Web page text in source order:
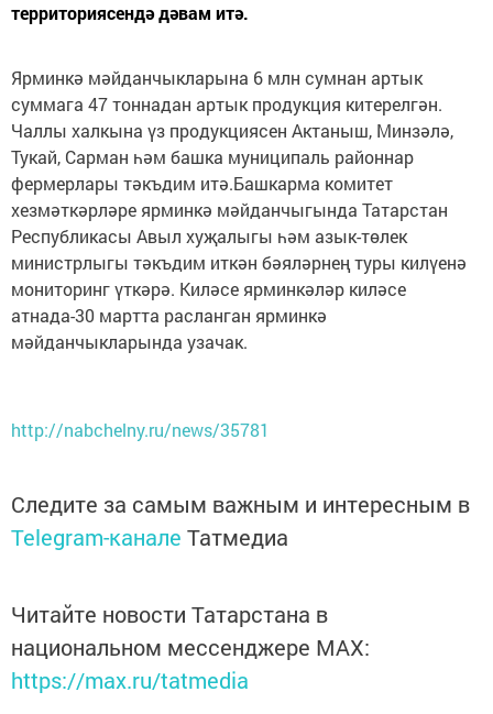
территориясендә дәвам итә.
Ярминкә мәйданчыкларына 6 млн сумнан артык
суммага 47 тоннадан артык продукция китерелгән.
Чаллы халкына үз продукциясен Актаныш, Минзәлә,
Тукай, Сарман һәм башка муниципаль районнар
фермерлары тәкъдим итә.Башкарма комитет
хезмәткәрләре ярминкә мәйданчыгында Татарстан
Республикасы Авыл хуҗалыгы һәм азык-төлек
министрлыгы тәкъдим иткән бәяләрнең туры килүенә
мониторинг үткәрә. Киләсе ярминкәләр киләсе
атнада-30 мартта расланган ярминкә
мәйданчыкларында узачак.
http://nabchelny.ru/news/35781
Следите за самым важным и интересным в
Telegram-канале Татмедиа
Читайте новости Татарстана в
национальном мессенджере MАХ:
https://max.ru/tatmedia